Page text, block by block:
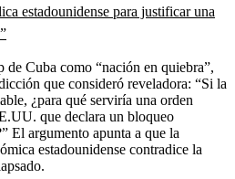
estadounidense para justificar una
Cuba como “nación en quiebra”,
que consideró reveladora: “Si la
¿para qué serviría una orden
que declara un bloqueo
El argumento apunta a que la
estadounidense contradice la